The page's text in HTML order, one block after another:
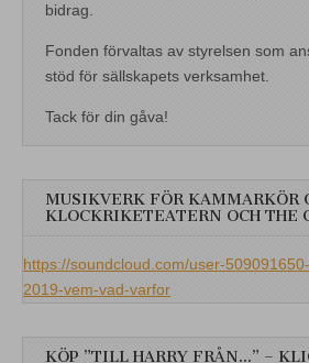
bidrag.
Fonden förvaltas av styrelsen som
stöd för sällskapets verksamhet.
Tack för din gåva!
MUSIKVERK FÖR KAMMARKÖR
KLOCKRIKETEATERN OCH THE
https://soundcloud.com/user-
2019-vem-vad-varfor
KÖP ”TILL HARRY FRÅN…” –